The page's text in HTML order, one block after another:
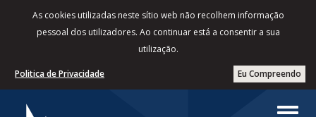
As cookies utilizadas neste sítio web não recolhem informação
pessoal dos utilizadores. Ao continuar está a consentir a sua
utilização.
Eu Compreendo
Politica de Privacidade